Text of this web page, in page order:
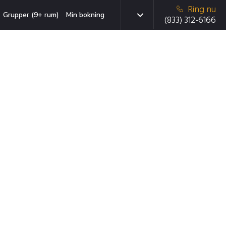
Grupper (9+ rum) Min bokning
Ring nu
(833) 312-6166